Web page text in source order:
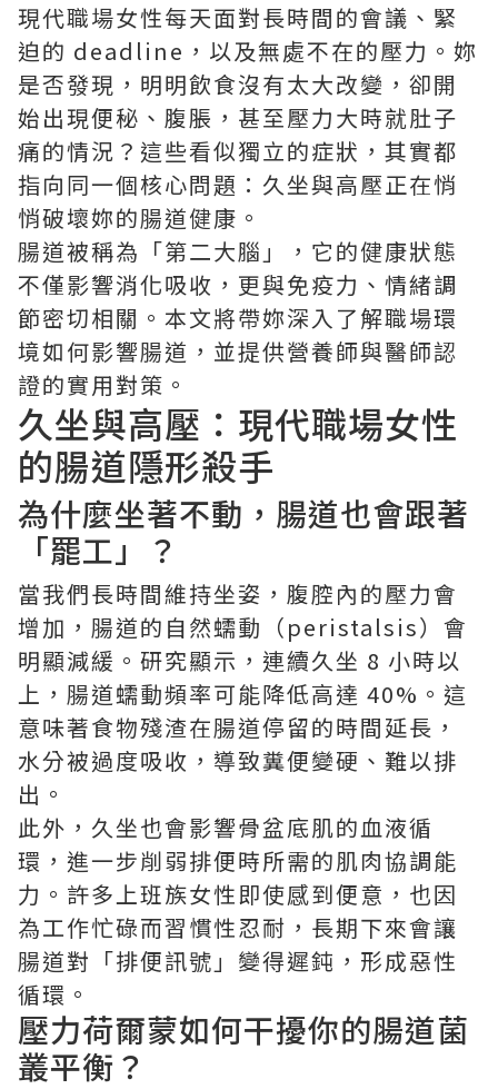
現代職場女性每天面對長時間的會議、緊
迫的 deadline，以及無處不在的壓力。妳
是否發現，明明飲食沒有太大改變，卻開
始出現便秘、腹脹，甚至壓力大時就肚子
痛的情況？這些看似獨立的症狀，其實都
指向同一個核心問題：久坐與高壓正在悄
悄破壞妳的腸道健康。
腸道被稱為「第二大腦」，它的健康狀態
不僅影響消化吸收，更與免疫力、情緒調
節密切相關。本文將帶妳深入了解職場環
境如何影響腸道，並提供營養師與醫師認
證的實用對策。
久坐與高壓：現代職場女性
的腸道隱形殺手
為什麼坐著不動，腸道也會跟著
「罷工」？
當我們長時間維持坐姿，腹腔內的壓力會
增加，腸道的自然蠕動（peristalsis）會
明顯減緩。研究顯示，連續久坐 8 小時以
上，腸道蠕動頻率可能降低高達 40%。這
意味著食物殘渣在腸道停留的時間延長，
水分被過度吸收，導致糞便變硬、難以排
出。
此外，久坐也會影響骨盆底肌的血液循
環，進一步削弱排便時所需的肌肉協調能
力。許多上班族女性即使感到便意，也因
為工作忙碌而習慣性忍耐，長期下來會讓
腸道對「排便訊號」變得遲鈍，形成惡性
循環。
壓力荷爾蒙如何干擾你的腸道菌
叢平衡？